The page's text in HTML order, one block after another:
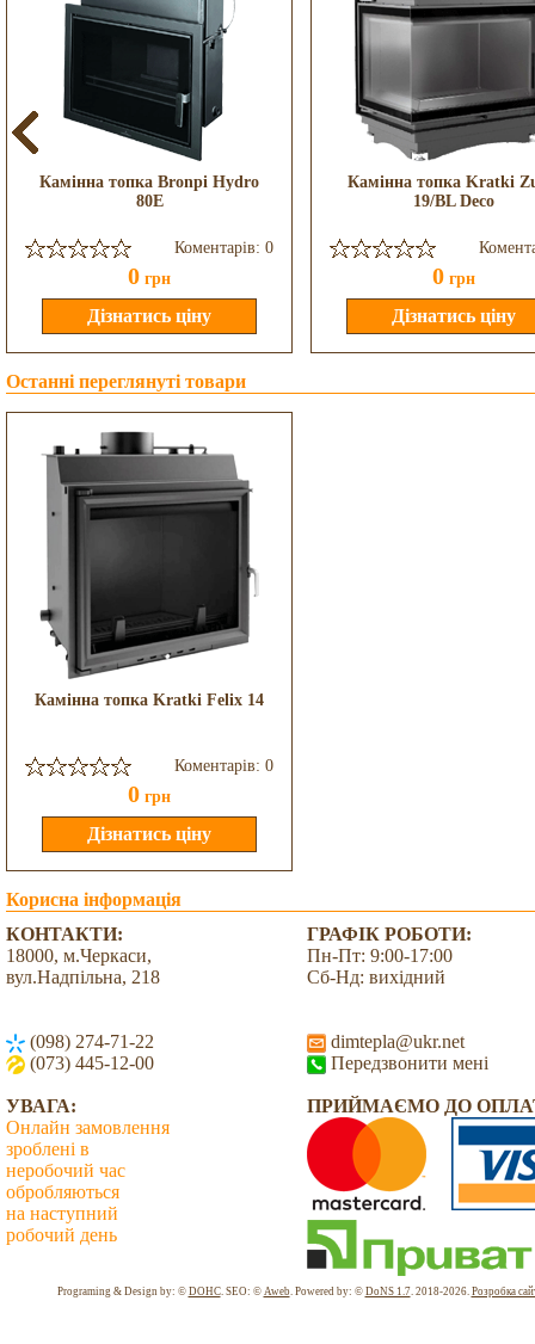
Камінна топка Bronpi Hydro
80E
Коментарів: 0
0 грн
Камінна топка Kratki
19/BL Deco
0 грн
Останні переглянуті товари
Камінна топка Kratki Felix 14
Коментарів: 0
0 грн
Корисна інформація
КОНТАКТИ:
18000, м.Черкаси,
вул.Надпільна, 218
(098) 274-71-22
(073) 445-12-00
ГРАФІК РОБОТИ:
Пн-Пт: 9:00-17:00
Сб-Нд: вихідний
dimtepla@ukr.net
Передзвонити мені
УВАГА:
Онлайн замовлення
зроблені в
неробочий час
обробляються
на наступний
робочий день
ПРИЙМАЄМО ДО
Programing & Design by: © DOHC. SEO: © Aweb. Powered by: © DoNS 1.7. 2018-2026. Розробка